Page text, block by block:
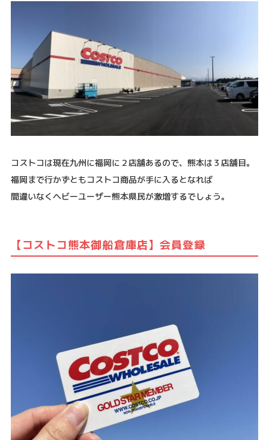
コストコは現在九州に福岡に２店舗あるので、熊本は３店舗目。
福岡まで行かずともコストコ商品が手に入るとなれば
間違いなくヘビーユーザー熊本県民が激増するでしょう。
【コストコ熊本御船倉庫店】会員登録